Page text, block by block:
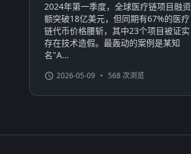
2024年第一季度，全球医疗链项目融资
额突破18亿美元，但同期有67%的医疗
链代币价格腰斩，其中23个项目被证实
存在技术造假。最轰动的案例是某知
名"A...
2026-05-09 • 568 次浏览